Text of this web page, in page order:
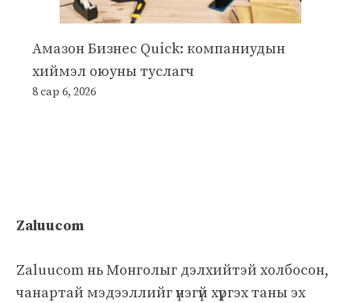
Амазон Бизнес Quick: компаниудын
хиймэл оюуны туслагч
8 сар 6, 2026
Zaluucom
Zaluucom нь Монголыг дэлхийтэй холбосон,
чанартай мэдээллийг үнэгүй хүргэх таны эх